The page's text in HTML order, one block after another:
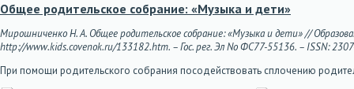
Общее родительское собрание: «Музыка и дети»
Мирошниченко Н. А. Общее родительское собрание: «Музыка и дети» //
http://www.kids.covenok.ru/133182.htm. – Гос. рег. Эл No ФС77-55136. – ISSN:
При помощи родительского собрания посодействовать сплочению